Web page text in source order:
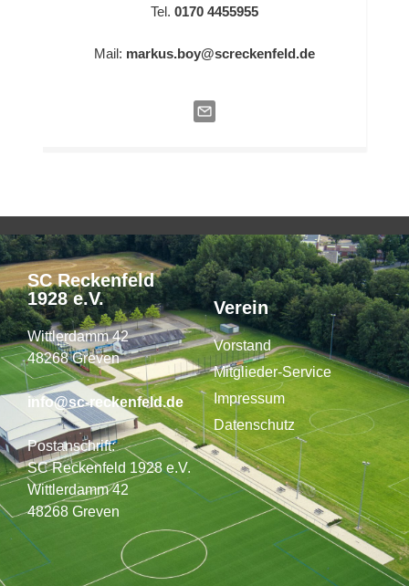
Tel. 0170 4455955
Mail: markus.boy@screckenfeld.de
SC Reckenfeld
1928 e.V.
Wittlerdamm 42
48268 Greven
info@sc-reckenfeld.de
Postanschrift:
SC Reckenfeld 1928 e.V.
Wittlerdamm 42
48268 Greven
Verein
Vorstand
Mitglieder-Service
Impressum
Datenschutz